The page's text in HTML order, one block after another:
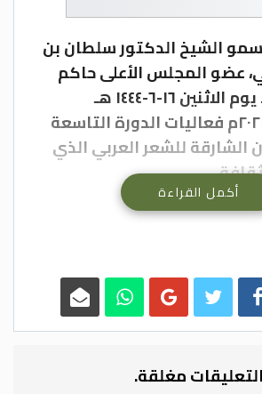
الشيخ الدكتور سلطان بن
عضو المجلس الأعلى حاكم
الشارقة، مساء يوم الاثنين ١٦-٦-١٤٤٤ هـ
الموافق ٩-١-٢٠٢٣م فعاليات الدورة التاسعة
للشعر العربي الذي
الذي أقيم بقصر الثقافة
تناول دور الشارقة في رعاية
والاحتفاء بالشعراء
مادة فلمية تناولت مسيرة
بيت الشعر في الشارقة الممتدة على مدار 25
السمو حاكم الشارقة
أكمل القراءة
التعليقات مغلقة.